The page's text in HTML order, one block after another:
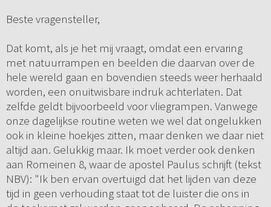
Beste vragensteller,
Dat komt, als je het mij vraagt, omdat een ervaring
met natuurrampen en beelden die daarvan over de
hele wereld gaan en bovendien steeds weer herhaald
worden, een onuitwisbare indruk achterlaten. Dat
zelfde geldt bijvoorbeeld voor vliegrampen. Vanwege
onze dagelijkse routine weten we wel dat ongelukken
ook in kleine hoekjes zitten, maar denken we daar niet
altijd aan. Gelukkig maar. Ik moet verder ook denken
aan Romeinen 8, waar de apostel Paulus schrijft (tekst
NBV): "Ik ben ervan overtuigd dat het lijden van deze
tijd in geen verhouding staat tot de luister die ons in